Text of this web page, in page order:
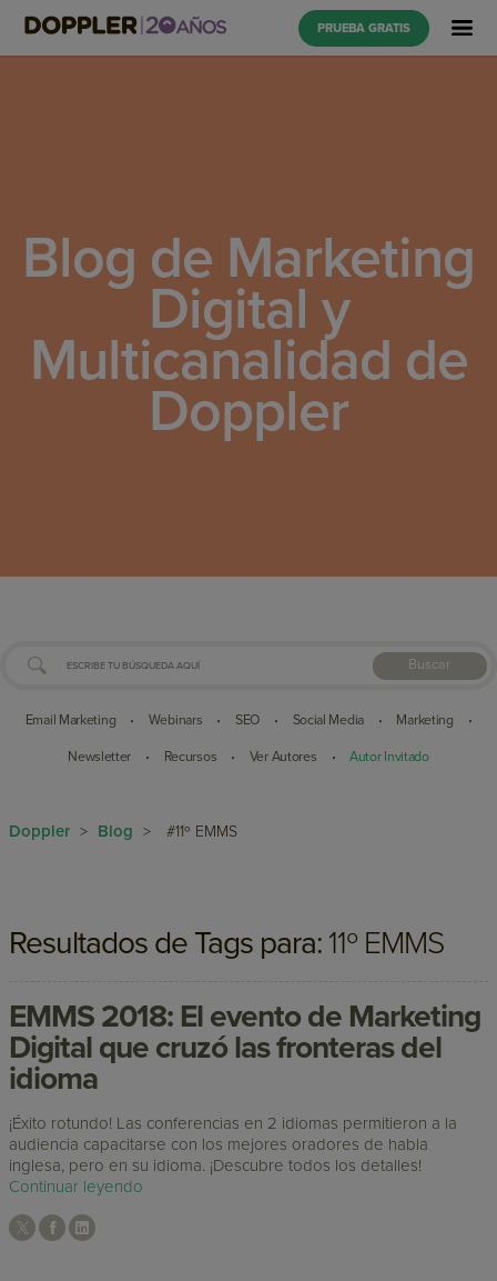
PRUEBA GRATIS
Blog de Marketing
Digital y
Multicanalidad de
Doppler
Buscar
Email Marketing • Webinars • SEO • Social Media • Marketing •
Newsletter • Recursos • Ver Autores • Autor Invitado
Doppler > Blog > #11º EMMS
Resultados de Tags para: 11º EMMS
EMMS 2018: El evento de Marketing
Digital que cruzó las fronteras del
idioma
¡Éxito rotundo! Las conferencias en 2 idiomas permitieron a la
audiencia capacitarse con los mejores oradores de habla
inglesa, pero en su idioma. ¡Descubre todos los detalles!
Continuar leyendo